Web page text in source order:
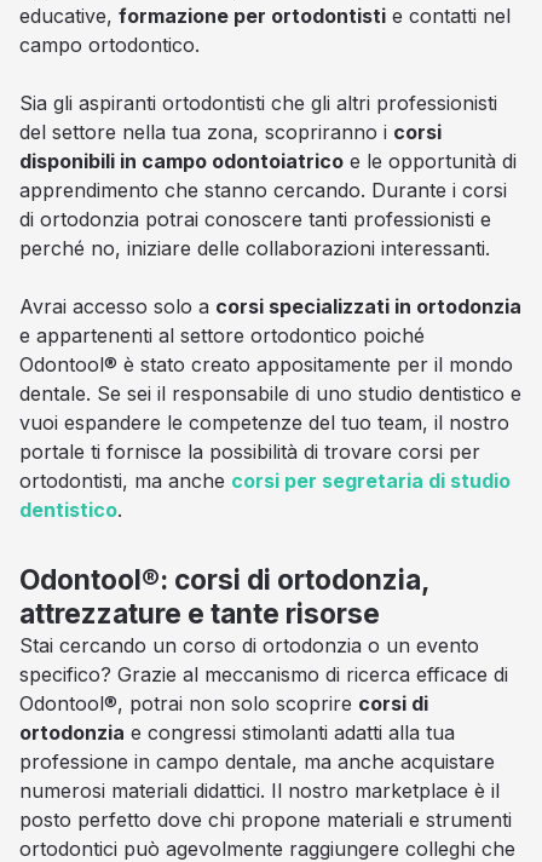
educative, formazione per ortodontisti e contatti nel
campo ortodontico.
Sia gli aspiranti ortodontisti che gli altri professionisti
del settore nella tua zona, scopriranno i corsi
disponibili in campo odontoiatrico e le opportunità di
apprendimento che stanno cercando. Durante i corsi
di ortodonzia potrai conoscere tanti professionisti e
perché no, iniziare delle collaborazioni interessanti.
Avrai accesso solo a corsi specializzati in ortodonzia
e appartenenti al settore ortodontico poiché
Odontool® è stato creato appositamente per il mondo
dentale. Se sei il responsabile di uno studio dentistico e
vuoi espandere le competenze del tuo team, il nostro
portale ti fornisce la possibilità di trovare corsi per
ortodontisti, ma anche corsi per segretaria di studio
dentistico.
Odontool®: corsi di ortodonzia,
attrezzature e tante risorse
Stai cercando un corso di ortodonzia o un evento
specifico? Grazie al meccanismo di ricerca efficace di
Odontool®, potrai non solo scoprire corsi di
ortodonzia e congressi stimolanti adatti alla tua
professione in campo dentale, ma anche acquistare
numerosi materiali didattici. Il nostro marketplace è il
posto perfetto dove chi propone materiali e strumenti
ortodontici può agevolmente raggiungere colleghi che